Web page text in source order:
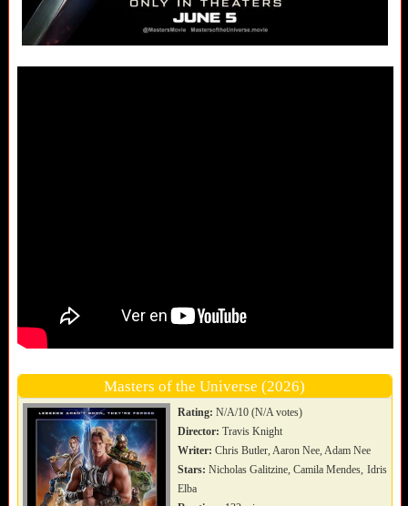
Masters of the Universe (2026)
Rating: N/A/10 (N/A votes)
Director: Travis Knight
Writer: Chris Butler, Aaron Nee, Adam Nee
Stars: Nicholas Galitzine, Camila Mendes, Idris
Elba